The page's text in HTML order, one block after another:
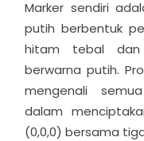
Marker sendiri
putih berbentuk
hitam tebal dan
berwarna putih.
mengenali
dalam
(0,0,0) bersama